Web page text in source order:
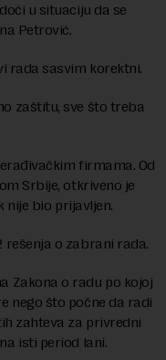
u situaciju da se
Petrović.
rada sasvim korektni.
zaštitu, sve što treba
firmama. Od
Srbije, otkriveno je
nije bio prijavljen.
rešenja o zabrani rada.
Zakona o radu po kojoj
nego što počne da radi
zahteva za privredni
isti period lani.